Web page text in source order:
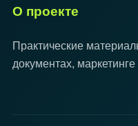
О проекте
Практические
документах,